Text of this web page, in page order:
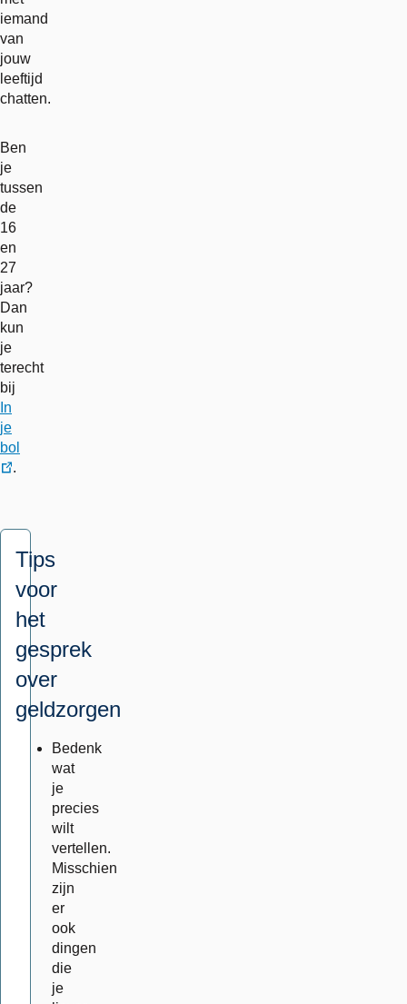
iemand
van
jouw
leeftijd
chatten.
Ben
je
tussen
de
16
en
27
jaar?
Dan
kun
je
terecht
bij
In
je
bol
.
Tips
voor
het
gesprek
over
geldzorgen
Bedenk
wat
je
precies
wilt
vertellen.
Misschien
zijn
er
ook
dingen
die
je